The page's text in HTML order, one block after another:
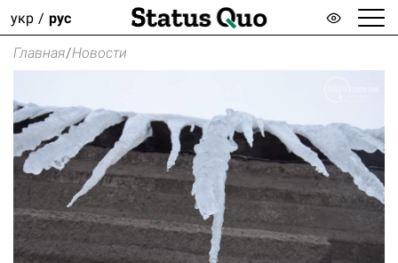
укр рус
Главная/Новости